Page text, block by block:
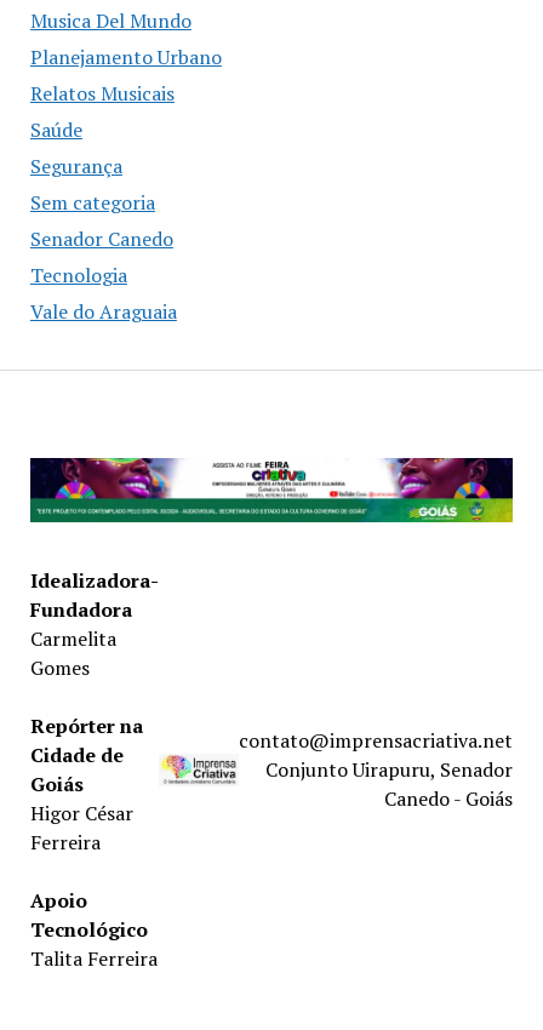
Musica Del Mundo
Planejamento Urbano
Relatos Musicais
Saúde
Segurança
Sem categoria
Senador Canedo
Tecnologia
Vale do Araguaia
Idealizadora-
Fundadora
Carmelita
Gomes
Repórter na
Cidade de
Goiás
Higor César
Ferreira
Apoio
Tecnológico
Talita Ferreira
contato@imprensacriativa.net
Conjunto Uirapuru, Senador
Canedo - Goiás